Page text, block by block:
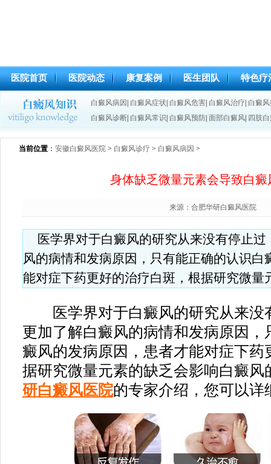
医院首页 医院动态 康复案例 医生团队 特色疗
白癜风病因 白癜风症状 白癜风危害 白癜风治疗 白癜
白癜风诊断 白癜风常识 白癜风预防 面部白癜风 四肢
当前位置 ： 安徽白癜风医院 > 白癜风诊疗 > 白癜风病因 >
身体缺乏微量元素会导致白癜
来源：合肥华研白癜风医院
医学界对于白癜风的研究从来没有停止
风的病情和发病原因，只有能正确的认识白
能对症下药更好的治疗白斑，根据研究微量
医学界对于白癜风的研究从来没
更加了解白癜风的病情和发病原因，
癜风的发病原因，患者才能对症下药
据研究微量元素的缺乏会影响白癜风
研白癜风医院的专家介绍，您可以详